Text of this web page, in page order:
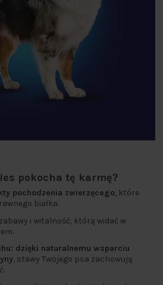
pokocha tę karmę?
pochodzenia zwierzęcego, które
białka.
i witalność, którą widać w
dzięki naturalnemu wsparciu
, stawy Twojego psa zachowują